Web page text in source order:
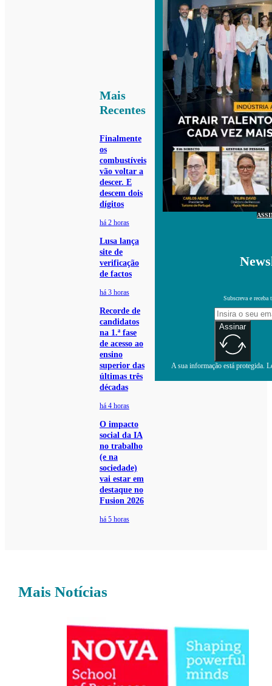
Mais
Recentes
Finalmente
os
combustíveis
vão voltar a
descer. E
descem dois
dígitos
há 2 horas
Lusa lança
site de
verificação
de factos
há 3 horas
Recorde de
candidatos
na 1.ª fase
de acesso ao
ensino
superior das
últimas três
décadas
há 4 horas
O impacto
social da IA
no trabalho
(e na
sociedade)
vai estar em
destaque no
Fusion 2026
há 5 horas
Subscreva e receba
Assinar
A sua informação está protegida.
Mais Notícias